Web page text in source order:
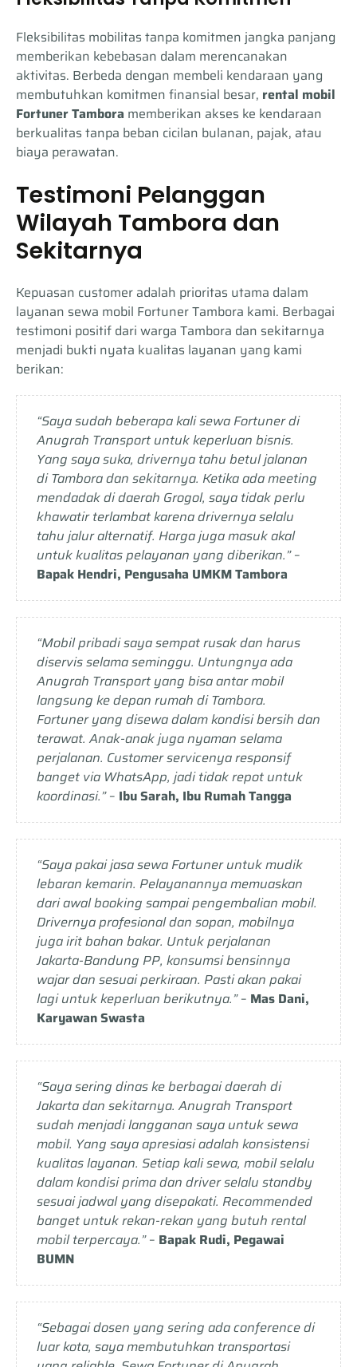
Fleksibilitas mobilitas tanpa komitmen jangka panjang
memberikan kebebasan dalam merencanakan
aktivitas. Berbeda dengan membeli kendaraan yang
membutuhkan komitmen finansial besar, rental mobil
Fortuner Tambora memberikan akses ke kendaraan
berkualitas tanpa beban cicilan bulanan, pajak, atau
biaya perawatan.
Testimoni Pelanggan
Wilayah Tambora dan
Sekitarnya
Kepuasan customer adalah prioritas utama dalam
layanan sewa mobil Fortuner Tambora kami. Berbagai
testimoni positif dari warga Tambora dan sekitarnya
menjadi bukti nyata kualitas layanan yang kami
berikan:
“Saya sudah beberapa kali sewa Fortuner di
Anugrah Transport untuk keperluan bisnis.
Yang saya suka, drivernya tahu betul jalanan
di Tambora dan sekitarnya. Ketika ada meeting
mendadak di daerah Grogol, saya tidak perlu
khawatir terlambat karena drivernya selalu
tahu jalur alternatif. Harga juga masuk akal
untuk kualitas pelayanan yang diberikan.”–
Bapak Hendri, Pengusaha UMKM Tambora
“Mobil pribadi saya sempat rusak dan harus
diservis selama seminggu. Untungnya ada
Anugrah Transport yang bisa antar mobil
langsung ke depan rumah di Tambora.
Fortuner yang disewa dalam kondisi bersih dan
terawat. Anak-anak juga nyaman selama
perjalanan. Customer servicenya responsif
banget via WhatsApp, jadi tidak repot untuk
koordinasi.”– Ibu Sarah, Ibu Rumah Tangga
“Saya pakai jasa sewa Fortuner untuk mudik
lebaran kemarin. Pelayanannya memuaskan
dari awal booking sampai pengembalian mobil.
Drivernya profesional dan sopan, mobilnya
juga irit bahan bakar. Untuk perjalanan
Jakarta-Bandung PP, konsumsi bensinnya
wajar dan sesuai perkiraan. Pasti akan pakai
lagi untuk keperluan berikutnya.”– Mas Dani,
Karyawan Swasta
“Saya sering dinas ke berbagai daerah di
Jakarta dan sekitarnya. Anugrah Transport
sudah menjadi langganan saya untuk sewa
mobil. Yang saya apresiasi adalah konsistensi
kualitas layanan. Setiap kali sewa, mobil selalu
dalam kondisi prima dan driver selalu standby
sesuai jadwal yang disepakati. Recommended
banget untuk rekan-rekan yang butuh rental
mobil terpercaya.”– Bapak Rudi, Pegawai
BUMN
“Sebagai dosen yang sering ada conference di
luar kota, saya membutuhkan transportasi